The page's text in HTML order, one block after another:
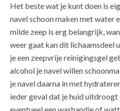
Het beste wat je kunt doen is
navel schoon maken met water
milde zeep is erg belangrijk,
weer gaat kan dit lichaamsdeel
je een zeepvrije reinigingsgel
alcohol je navel willen
je navel daarna in met
ieder geval dat je huid
eventueel een washandje of